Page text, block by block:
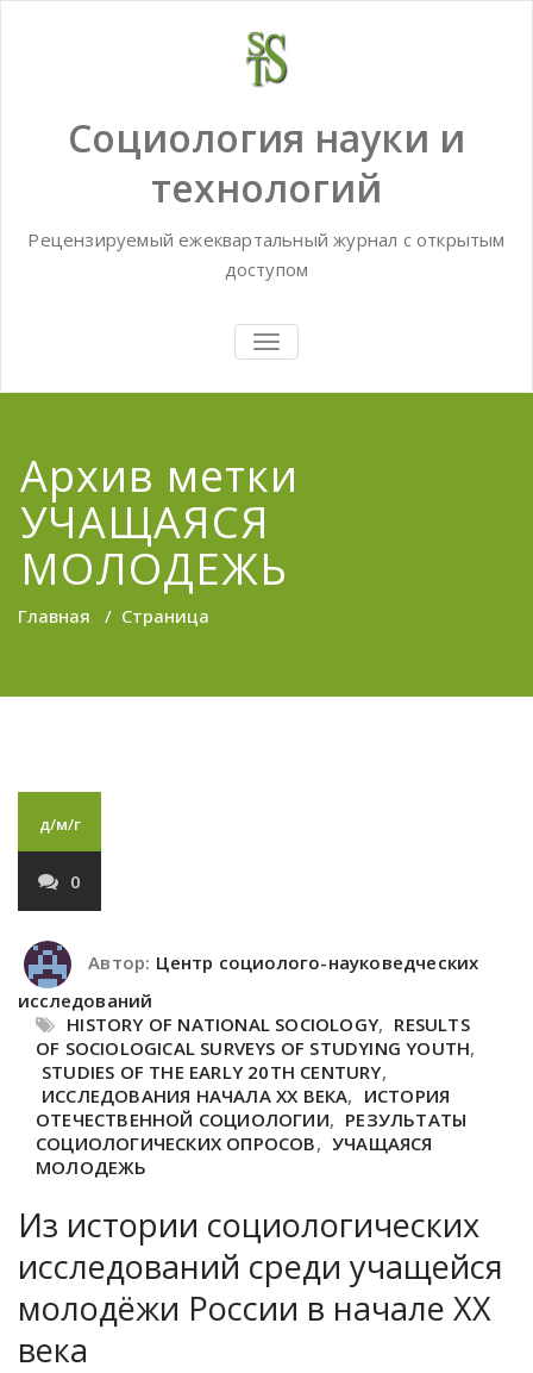
Социология науки и
технологий
Рецензируемый ежеквартальный журнал с открытым
доступом
TOGGLE
NAVIGATION
Архив метки
УЧАЩАЯСЯ
МОЛОДЕЖЬ
Главная / Страница
д/м/г
0
Автор: Центр социолого-науковедческих
исследований
HISTORY OF NATIONAL SOCIOLOGY, RESULTS
OF SOCIOLOGICAL SURVEYS OF STUDYING YOUTH,
STUDIES OF THE EARLY 20TH CENTURY,
ИССЛЕДОВАНИЯ НАЧАЛА XX ВЕКА, ИСТОРИЯ
ОТЕЧЕСТВЕННОЙ СОЦИОЛОГИИ, РЕЗУЛЬТАТЫ
СОЦИОЛОГИЧЕСКИХ ОПРОСОВ, УЧАЩАЯСЯ
МОЛОДЕЖЬ
Из истории социологических
исследований среди учащейся
молодёжи России в начале XX
века